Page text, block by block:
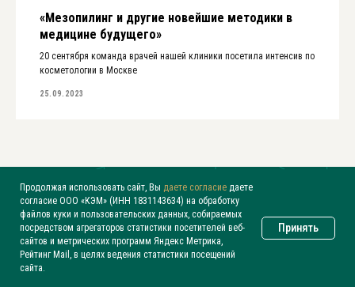
«Мезопилинг и другие новейшие методики в
медицине будущего»
20 сентября команда врачей нашей клиники посетила интенсив по
косметологии в Москве
25.09.2023
Мы в соц. сетях
Мы на связи!
Продолжая использовать сайт, Вы даете согласие даете
согласие ООО «КЭМ» (ИНН 1831143634) на обработку
файлов куки и пользовательских данных, собираемых
посредством агрегаторов статистики посетителей веб-
сайтов и метрических программ Яндекс Метрика,
Рейтинг Mail, в целях ведения статистики посещений
сайта.
Принять